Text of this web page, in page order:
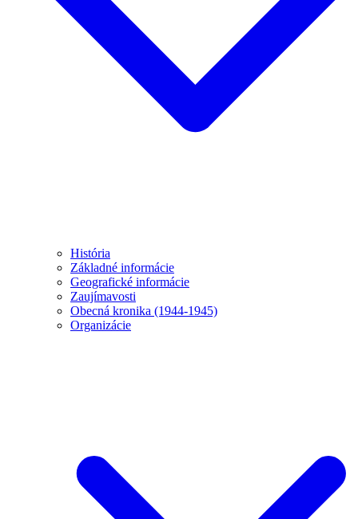
História
Základné informácie
Geografické informácie
Zaujímavosti
Obecná kronika (1944-1945)
Organizácie